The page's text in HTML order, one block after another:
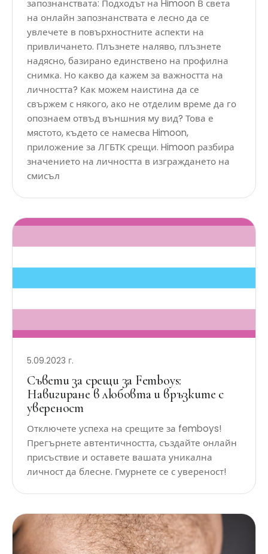
запознанствата: Подходът на Himoon В света
на онлайн запознанствата е лесно да се
увлечете в повърхностните аспекти на
привличането. Плъзнете наляво, плъзнете
надясно, базирано единствено на профилна
снимка. Но какво да кажем за важността на
личността? Как можем наистина да се
свържем с някого, ако не отделим време да го
опознаем отвъд външния му вид? Това е
мястото, където се намесва Himoon,
приложение за ЛГБТК срещи. Himoon разбира
значението на личността в изграждането на
смисъл
5.09.2023 г.
Съвети за срещи за Femboys:
Навигиране в любовта и връзките с
увереност
Отключете успеха на срещите за femboys!
Прегърнете автентичността, създайте онлайн
присъствие и оставете вашата уникална
личност да блесне. Гмурнете се с увереност!